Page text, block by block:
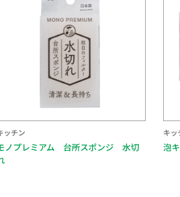
ッチン
ノプレミアム 台所スポンジ 水切
キッ
泡